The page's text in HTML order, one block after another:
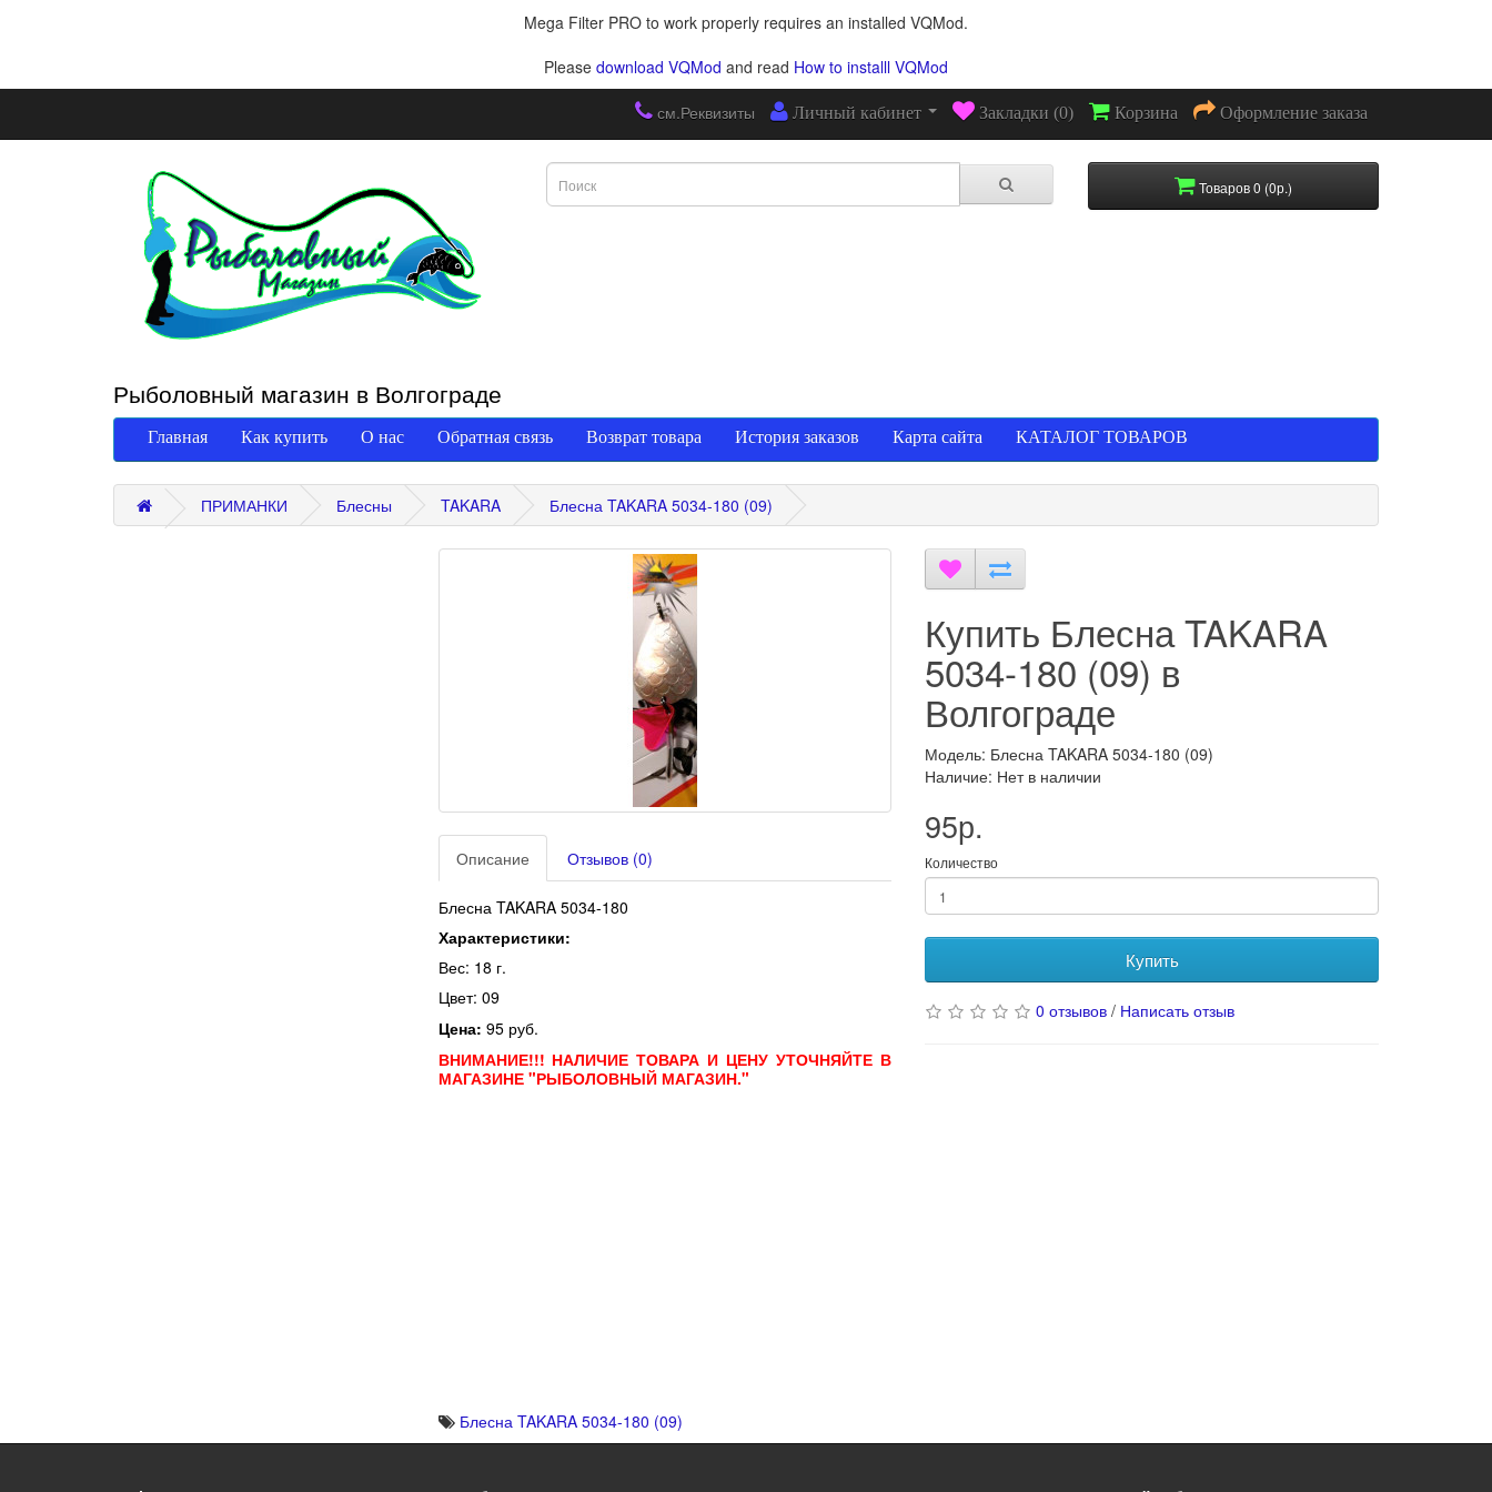
Mega Filter PRO to work properly requires an installed VQMod.
Please download VQMod and read How to installl VQMod
см.Реквизиты Личный кабинет Закладки (0) Корзина Оформление заказа
Товаров 0 (0р.)
Рыболовный магазин в Волгограде
Главная Как купить О нас Обратная связь Возврат товара История заказов Карта сайта КАТАЛОГ ТОВАРОВ
ПРИМАНКИ Блесны TAKARA Блесна TAKARA 5034-180 (09)
Описание Отзывов (0)
Блесна TAKARA 5034-180
Характеристики:
Вес: 18 г.
Цвет: 09
Цена: 95 руб.
ВНИМАНИЕ!!! НАЛИЧИЕ ТОВАРА И ЦЕНУ УТОЧНЯЙТЕ В
МАГАЗИНЕ "РЫБОЛОВНЫЙ МАГАЗИН."
Купить Блесна TAKARA
5034-180 (09) в
Волгограде
Модель: Блесна TAKARA 5034-180 (09)
Наличие: Нет в наличии
95р.
Количество
Купить
0 отзывов / Написать отзыв
Блесна TAKARA 5034-180 (09)